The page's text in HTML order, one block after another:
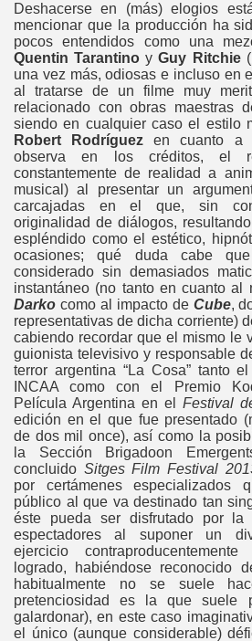
Deshacerse en (más) elogios
mencionar que la producción ha
pocos entendidos como una
Quentin TarantinoyGuy Ritchie
una vez más, odiosas e incluso en
al tratarse de un filme muy
relacionado con obras maestras
siendo en cualquier caso el estilo
Robert Rodríguezen cuanto a
observa en los créditos, el
constantemente de realidad a
musical) al presentar un
carcajadas en el que, sin
originalidad de diálogos,
espléndido como el estético,
ocasiones; qué duda cabe
considerado sin demasiados
instantáneo (no tanto en cuanto al
Darko como al impacto de Cube,
representativas de dicha corriente)
cabiendo recordar que el mismo le
guionista televisivo y responsable
terror argentina “La Cosa” tanto
INCAA como con el Premio
Película Argentina en el Festival
edición en el que fue presentado
de dos mil once), así como la
la Sección Brigadoon
concluido Sitges Film Festival
por certámenes especializados
público al que va destinado tan
éste pueda ser disfrutado por la
espectadores al suponer un
ejercicio
logrado, habiéndose reconocido
habitualmente no se suele
pretenciosidad es la que
galardonar), en este caso
el único (aunque considerable)